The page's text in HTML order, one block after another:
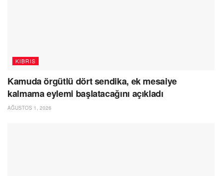
KIBRIS
Kamuda örgütlü dört sendika, ek mesaiye
kalmama eylemi başlatacağını açıkladı
AĞUSTOS 1, 2026